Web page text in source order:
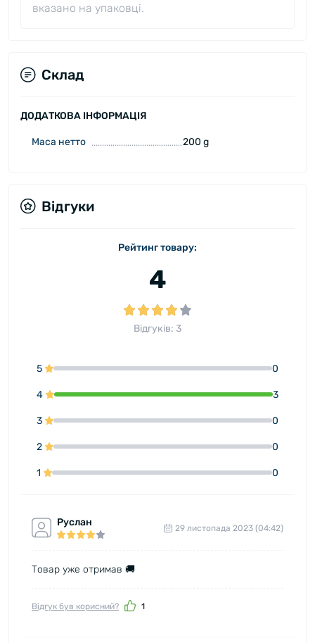
вказано на упаковці.
Склад
ДОДАТКОВА ІНФОРМАЦІЯ
Маса нетто 200 g
Відгуки
Рейтинг товару:
4
Відгуків: 3
5 0
4 3
3 0
2 0
1 0
Руслан 29 листопада 2023 (04:42)
Товар уже отримав 🚚
Відгук був корисний? 1